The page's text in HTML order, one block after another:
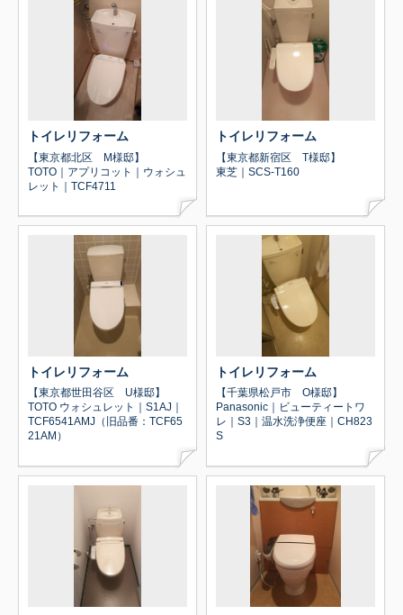
トイレリフォーム
【東京都北区 M様邸】
TOTO｜アプリコット｜ウォシュ
レット｜TCF4711
トイレリフォーム
【東京都新宿区 T様邸】
東芝｜SCS-T160
トイレリフォーム
【東京都世田谷区 U様邸】
TOTO ウォシュレット｜S1AJ｜
TCF6541AMJ（旧品番：TCF65
21AM）
トイレリフォーム
【千葉県松戸市 O様邸】
Panasonic｜ビューティートワ
レ｜S3｜温水洗浄便座｜CH823
S